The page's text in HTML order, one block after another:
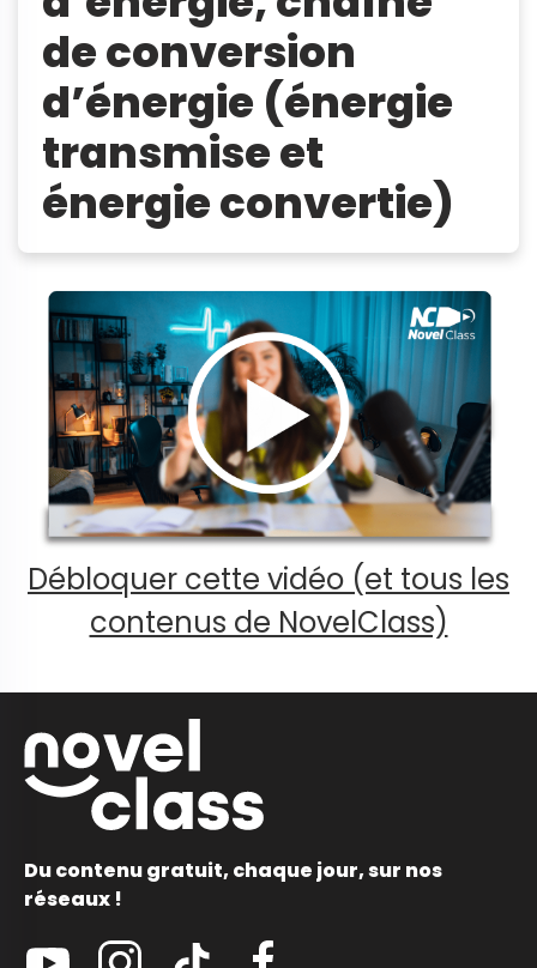
de conversion
d’énergie (énergie
transmise et
énergie convertie)
Débloquer cette vidéo (et tous les
contenus de NovelClass)
Du contenu gratuit, chaque jour, sur nos
réseaux !